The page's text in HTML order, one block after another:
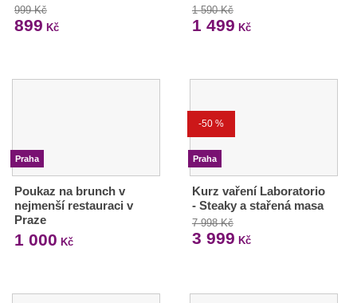
999 Kč
899 Kč
1 590 Kč
1 499 Kč
Praha
Poukaz na brunch v
nejmenší restauraci v
Praze
1 000 Kč
-50 %
Praha
Kurz vaření Laboratorio
- Steaky a stařená masa
7 998 Kč
3 999 Kč